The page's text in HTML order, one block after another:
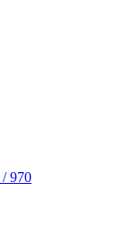
970